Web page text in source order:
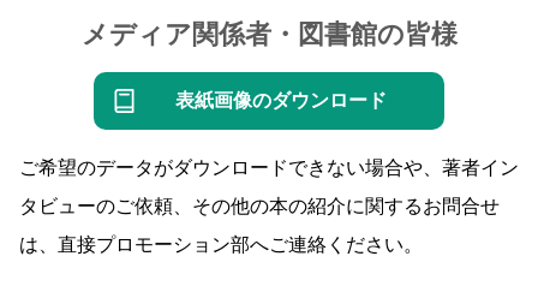
メディア関係者・図書館の皆様
表紙画像のダウンロード
ご希望のデータがダウンロードできない場合や、著者イン
タビューのご依頼、その他の本の紹介に関するお問合せ
は、直接プロモーション部へご連絡ください。